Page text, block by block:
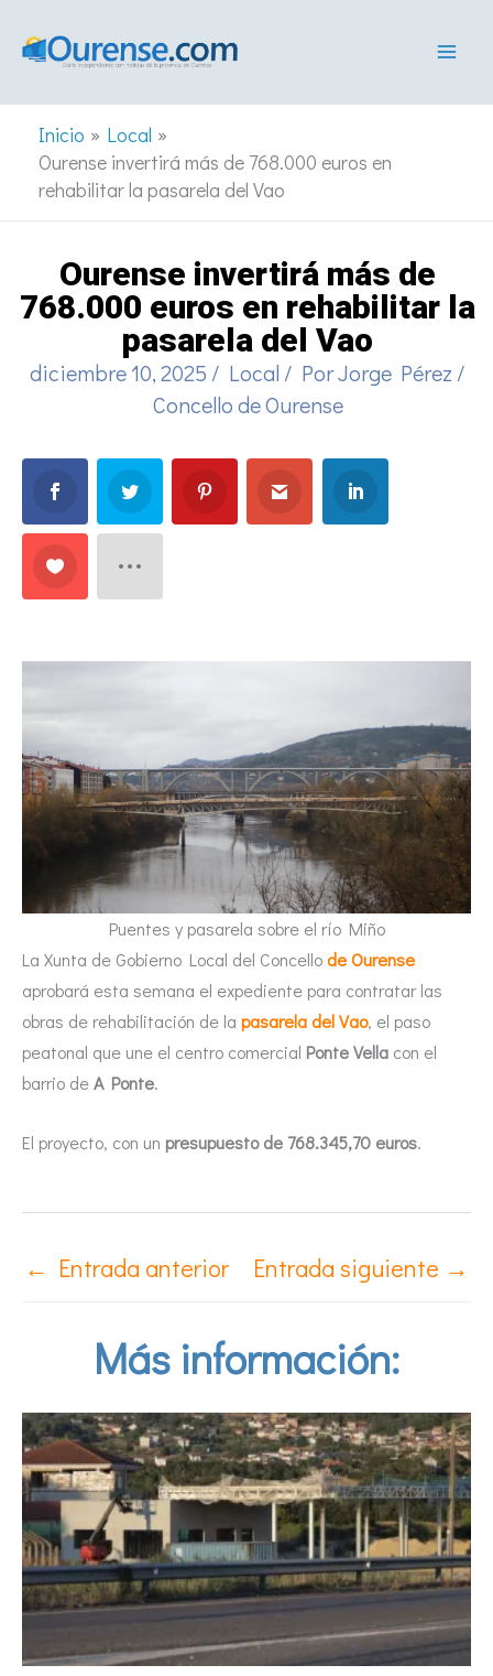
Inicio
Local
Ourense invertirá más de 768.000 euros en
rehabilitar la pasarela del Vao
Ourense invertirá más de
768.000 euros en rehabilitar la
pasarela del Vao
diciembre 10, 2025 / Local / PorJorge Pérez /
Concello de Ourense
Puentes y pasarela sobre el río Miño
La Xunta de Gobierno Local del Concellode Ourense
aprobará esta semana el expediente para contratar las
obras de rehabilitación de la pasarela del Vao, el paso
peatonal que une el centro comercial Ponte Vella con el
barrio deA Ponte.
El proyecto, con un presupuesto de 768.345,70 euros.
← Entrada anterior Entrada siguiente →
Más información: